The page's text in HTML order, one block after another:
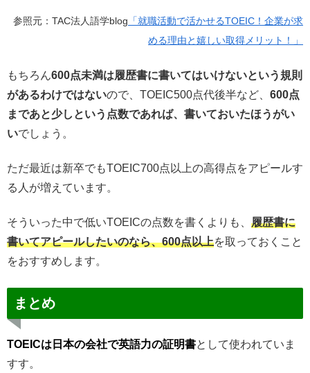
参照元：TAC法人語学blog 「就職活動で活かせるTOEIC！企業が求
める理由と嬉しい取得メリット！」
もちろん600点未満は履歴書に書いてはいけないという規則
があるわけではないので、TOEIC500点代後半など、 600点
まであと少しという点数であれば、書いておいたほうがい
いでしょう。
ただ最近は新卒でもTOEIC700点以上の高得点をアピールす
る人が増えています。
そういった中で低いTOEICの点数を書くよりも、 履歴書に
書いてアピールしたいのなら、600点以上を取っておくこと
をおすすめします。
まとめ
TOEICは日本の会社で英語力の証明書として使われていま
すす。